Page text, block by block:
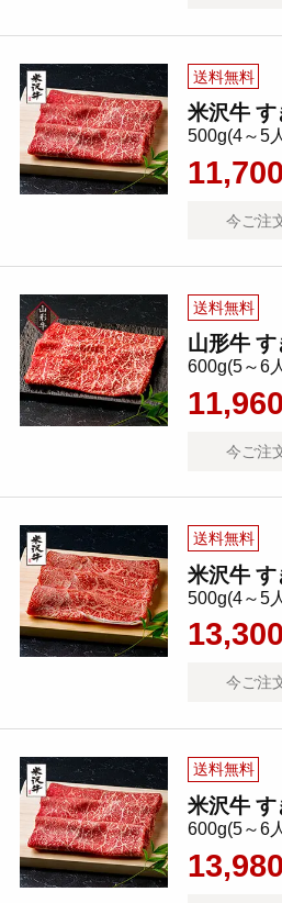
送料無料
米沢牛
500g(4～5
11,700
今ご注
送料無料
山形牛
600g(5～6
11,960
今ご注
送料無料
米沢牛 す
500g(4～5
13,300
今ご注
送料無料
米沢牛
600g(5～6
13,980